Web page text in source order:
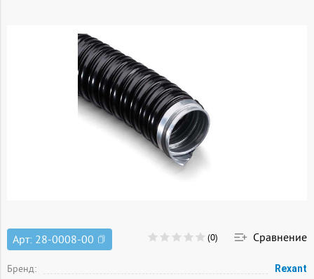
Арт: 28-0008-00 (0) Сравнение
Бренд: Rexant